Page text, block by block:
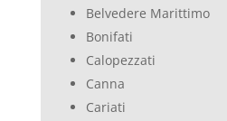
Belvedere Marittimo
Bonifati
Calopezzati
Canna
Cariati